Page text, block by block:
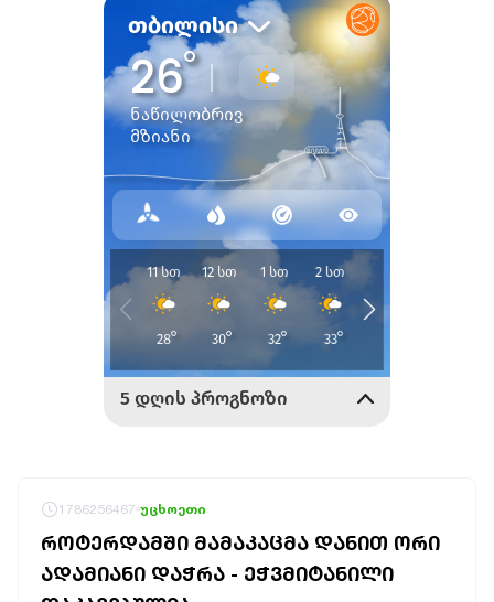
1786256467 უცხოეთი
ᲠᲝᲢᲔᲠᲓᲐᲛᲨᲘ ᲛᲐᲛᲐᲙᲐᲪᲛᲐ ᲓᲐᲜᲘᲗ ᲝᲠᲘ
ᲐᲓᲐᲛᲘᲐᲜᲘ ᲓᲐᲭᲠᲐ - ᲔᲭᲕᲛᲘᲢᲐᲜᲘᲚᲘ